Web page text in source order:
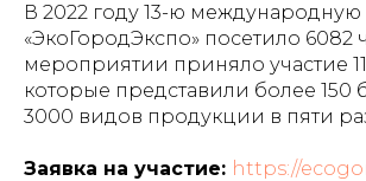
В 2022 году 13-ю международную
«ЭкоГородЭкспо» посетило 6082
мероприятии приняло участие
которые представили более 150
3000 видов продукции в пяти
Заявка на участие: https://